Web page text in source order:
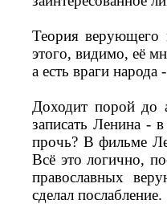
Теория верующего
этого, видимо, её
а есть враги
Доходит порой до
записать Ленина -
прочь? В фильме
Всё это логично,
православных
сделал послабление.